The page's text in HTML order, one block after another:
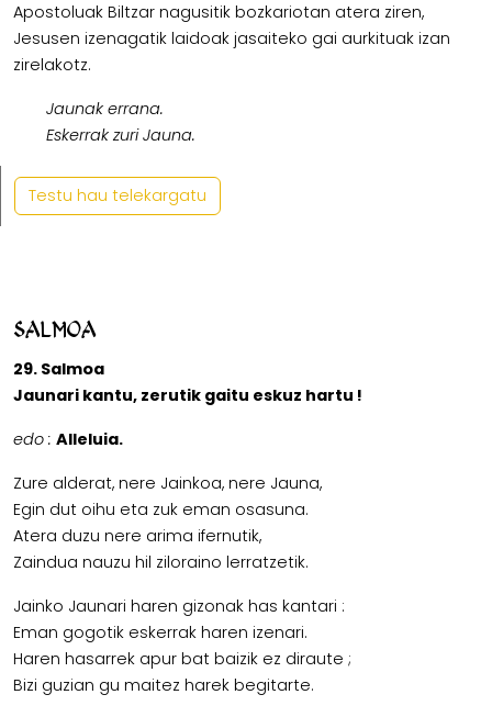
Apostoluak Biltzar nagusitik bozkariotan atera ziren,
Jesusen izenagatik laidoak jasaiteko gai aurkituak izan
zirelakotz.
Jaunak errana.
Eskerrak zuri Jauna.
Testu hau telekargatu
Salmoa
29. Salmoa
Jaunari kantu, zerutik gaitu eskuz hartu !
edo : Alleluia.
Zure alderat, nere Jainkoa, nere Jauna,
Egin dut oihu eta zuk eman osasuna.
Atera duzu nere arima ifernutik,
Zaindua nauzu hil ziloraino lerratzetik.
Jainko Jaunari haren gizonak has kantari :
Eman gogotik eskerrak haren izenari.
Haren hasarrek apur bat baizik ez diraute ;
Bizi guzian gu maitez harek begitarte.